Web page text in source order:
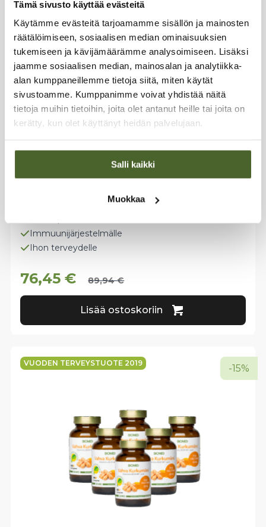
Tämä sivusto käyttää evästeitä
Käytämme evästeitä tarjoamamme sisällön ja mainosten
räätälöimiseen, sosiaalisen median ominaisuuksien
tukemiseen ja kävijämäärämme analysoimiseen. Lisäksi
jaamme sosiaalisen median, mainosalan ja analytiikka-
alan kumppaneillemme tietoja siitä, miten käytät
sivustoamme. Kumppanimme voivat yhdistää näitä
tietoja muihin tietoihin, joita olet antanut heille tai joita on
kerätty, kun olet käyttänyt heidän palvelujaan.
Salli kaikki
Muokkaa
4 tehokasta sinkin muotoa
Immuunijärjestelmälle
Ihon terveydelle
76,45€ 89,94€
Premium Sinkki Complex 6-pack
Lisää ostoskoriin
-15%
VUODEN TERVEYSTUOTE 2019